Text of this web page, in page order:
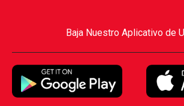
Baja Nuestro Aplicativo de